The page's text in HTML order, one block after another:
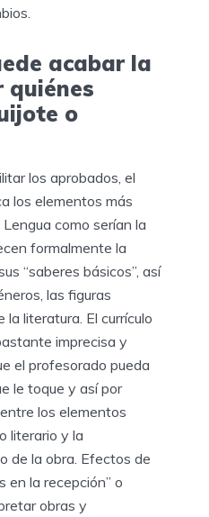
acabar la
quiénes
o
los aprobados, el
los elementos más
como serían la
formalmente la
“saberes básicos”, así
las figuras
literatura. El currículo
imprecisa y
el profesorado pueda
le toque y así por
los elementos
literario y la
de la obra. Efectos de
en la recepción” o
obras y